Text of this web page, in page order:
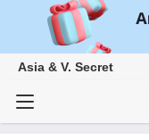
Asia & V. Secret